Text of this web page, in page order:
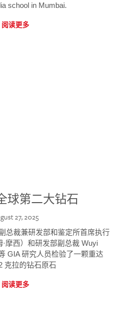
school in Mumbai.
阅读更多
球第二大钻石
27, 2025
总裁兼研发部和鉴定所首席执行
摩西）和研发部副总裁 Wuyi
GIA 研究人员检验了一颗重达
克拉的钻石原石
阅读更多